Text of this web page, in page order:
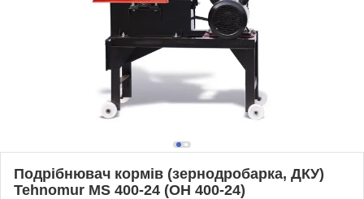
Подрібнювач кормів (зернодробарка, ДКУ)
Tehnomur MS 400-24 (OH 400-24)